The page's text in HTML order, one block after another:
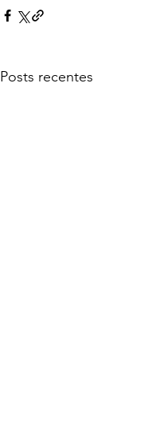
Posts recentes